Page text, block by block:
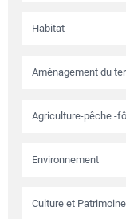
Habitat
Aménagement du
Agriculture-pêche -
Environnement
Culture et Patrimoine